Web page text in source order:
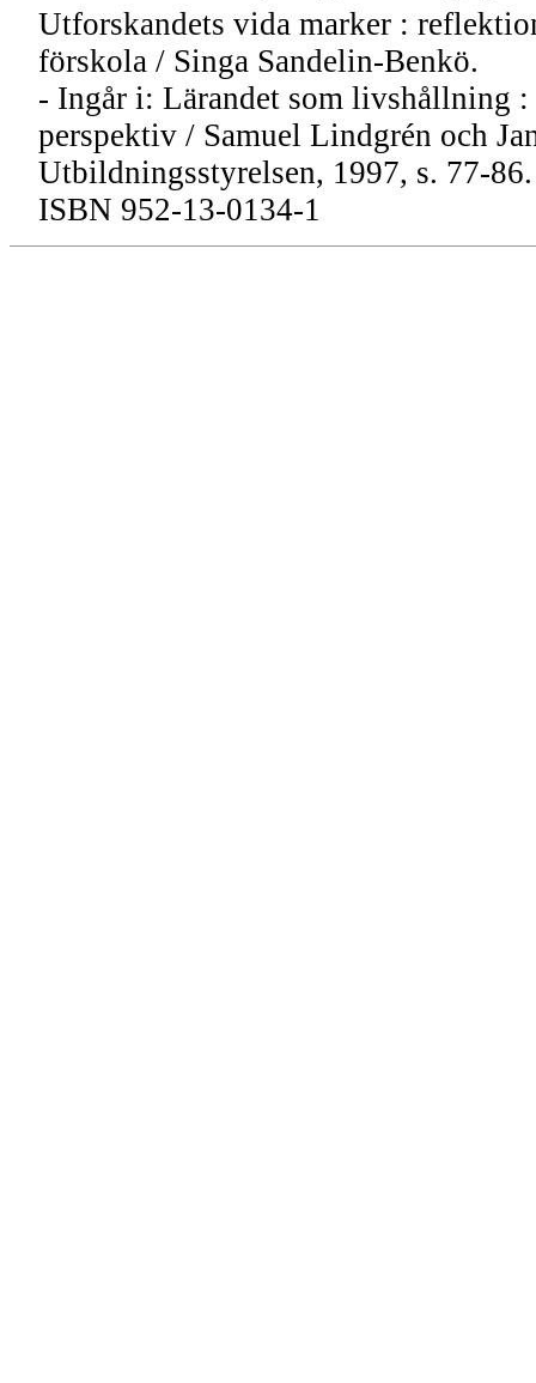
Utforskandets vida marker :
förskola / Singa Sandelin-Benkö.
- Ingår i: Lärandet som livshållning
perspektiv / Samuel Lindgrén och
Utbildningsstyrelsen, 1997, s. 77-86.
ISBN 952-13-0134-1